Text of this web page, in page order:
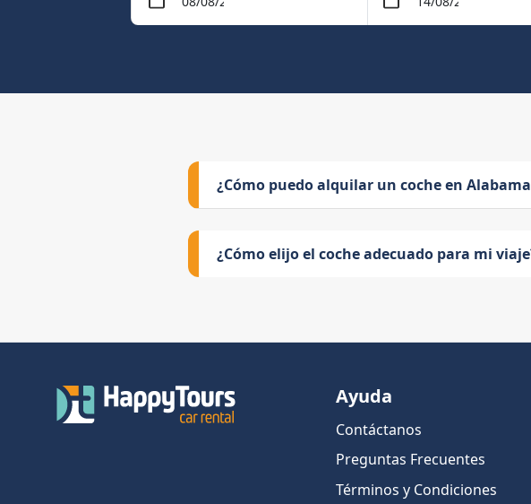
¿Cómo puedo alquilar un coche en
¿Cómo elijo el coche adecuado para mi
Ayuda
Contáctanos
Preguntas Frecuentes
Términos y Condiciones